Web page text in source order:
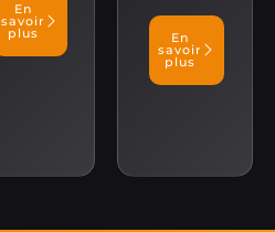
En
savoir
plus En
savoir
plus